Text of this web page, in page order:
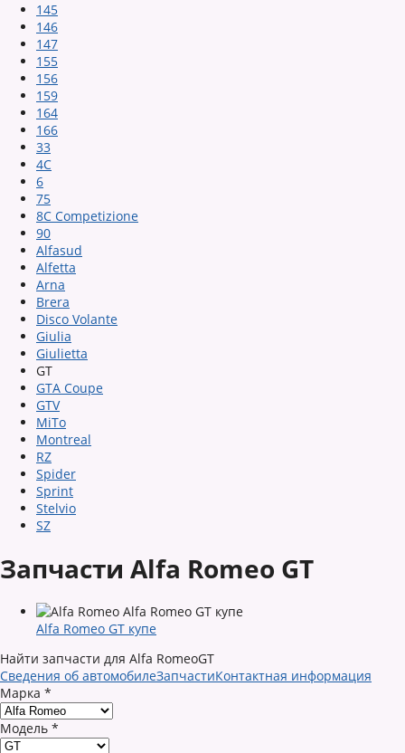
145
146
147
155
156
159
164
166
33
4C
6
75
8C Competizione
90
Alfasud
Alfetta
Arna
Brera
Disco Volante
Giulia
Giulietta
GT
GTA Coupe
GTV
MiTo
Montreal
RZ
Spider
Sprint
Stelvio
SZ
Запчасти Alfa Romeo GT
Alfa Romeo GT купе
Найти запчасти для Alfa RomeoGT
Сведения об автомобилеЗапчастиКонтактная информация
Марка *
Модель *